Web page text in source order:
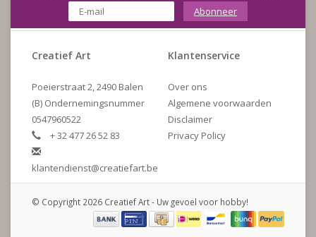
Abonneer
Creatief Art
Poeierstraat 2, 2490 Balen
(B) Ondernemingsnummer
0547960522
+ 32 477 26 52 83
klantendienst@creatiefart.be
Klantenservice
Over ons
Algemene voorwaarden
Disclaimer
Privacy Policy
© Copyright 2026 Creatief Art - Uw gevoel voor hobby!